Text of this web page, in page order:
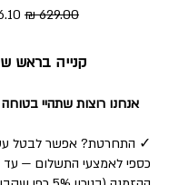
מחיר רגיל
קנייה בראש
אנחנו רוצות שתהיי
✓ התחרטת? אפשר לבטל
כספי לאמצעי התשלום — עד